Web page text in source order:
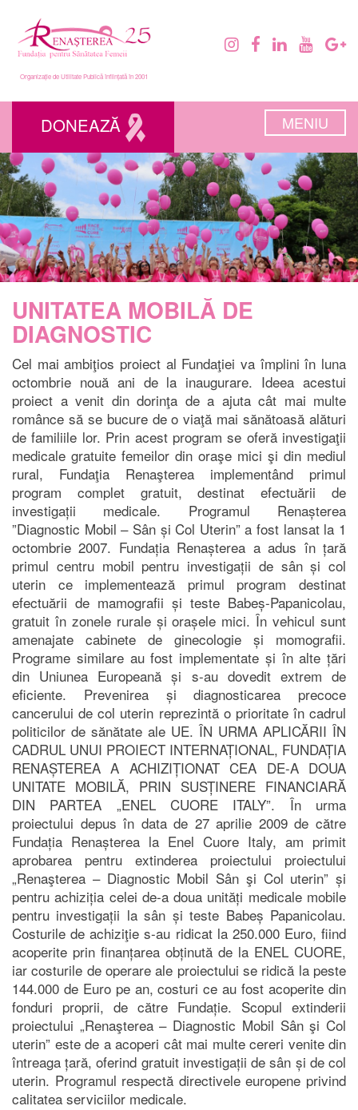
Organizație de Utilitate Publică înființată în 2001
DONEAZĂ MENIU
UNITATEA MOBILĂ DE
DIAGNOSTIC
Cel mai ambiţios proiect al Fundaţiei va împlini în luna
octombrie nouă ani de la inaugurare. Ideea acestui
proiect a venit din dorinţa de a ajuta cât mai multe
românce să se bucure de o viaţă mai sănătoasă alături
de familiile lor. Prin acest program se oferă investigaţii
medicale gratuite femeilor din oraşe mici şi din mediul
rural, Fundaţia Renaşterea implementând primul
program complet gratuit, destinat efectuării de
investigații medicale. Programul Renașterea
”Diagnostic Mobil – Sân și Col Uterin” a fost lansat la 1
octombrie 2007. Fundația Renașterea a adus în țară
primul centru mobil pentru investigații de sân și col
uterin ce implementează primul program destinat
efectuării de mamografii și teste Babeș-Papanicolau,
gratuit în zonele rurale și orașele mici. În vehicul sunt
amenajate cabinete de ginecologie și momografii.
Programe similare au fost implementate și în alte țări
din Uniunea Europeană și s-au dovedit extrem de
eficiente. Prevenirea și diagnosticarea precoce
cancerului de col uterin reprezintă o prioritate în cadrul
politicilor de sănătate ale UE. ÎN URMA APLICĂRII ÎN
CADRUL UNUI PROIECT INTERNAȚIONAL, FUNDAȚIA
RENAȘTEREA A ACHIZIȚIONAT CEA DE-A DOUA
UNITATE MOBILĂ, PRIN SUSȚINERE FINANCIARĂ
DIN PARTEA „ENEL CUORE ITALY”. În urma
proiectului depus în data de 27 aprilie 2009 de către
Fundația Renașterea la Enel Cuore Italy, am primit
aprobarea pentru extinderea proiectului proiectului
„Renaşterea – Diagnostic Mobil Sân şi Col uterin” și
pentru achiziția celei de-a doua unități medicale mobile
pentru investigații la sân și teste Babeș Papanicolau.
Costurile de achiziţie s-au ridicat la 250.000 Euro, fiind
acoperite prin finanțarea obținută de la ENEL CUORE,
iar costurile de operare ale proiectului se ridică la peste
144.000 de Euro pe an, costuri ce au fost acoperite din
fonduri proprii, de către Fundație. Scopul extinderii
proiectului „Renaşterea – Diagnostic Mobil Sân şi Col
uterin” este de a acoperi cât mai multe cereri venite din
întreaga țară, oferind gratuit investigații de sân și de col
uterin. Programul respectă directivele europene privind
calitatea serviciilor medicale.